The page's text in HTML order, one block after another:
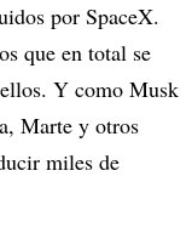
por SpaceX.
que en total se
Y como Musk
Marte y otros
miles de